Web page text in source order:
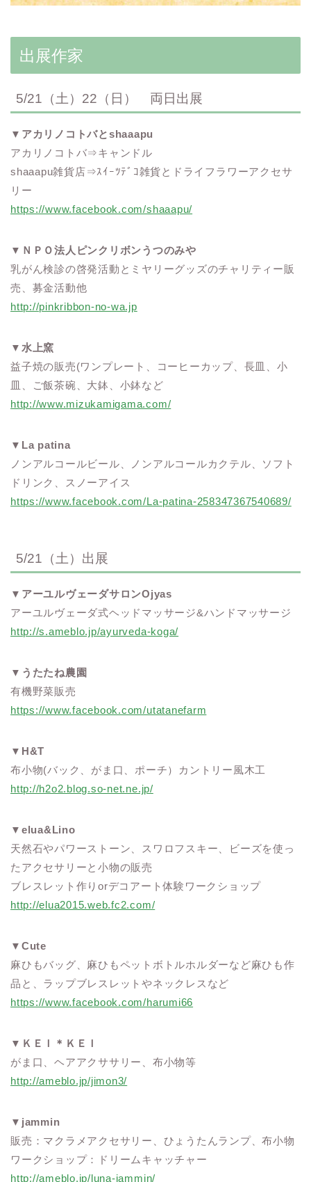
出展作家
5/21（土）22（日） 両日出展
▼ アカリノコトバとshaaapu
アカリノコトバ⇒キャンドル
shaaapu雑貨店⇒ｽｲｰﾂﾃﾞｺ雑貨とドライフラワーアクセサ
リー
https://www.facebook.com/shaaapu/
▼ ＮＰＯ法人ピンクリボンうつのみや
乳がん検診の啓発活動とミヤリーグッズのチャリティー販
売、募金活動他
http://pinkribbon-no-wa.jp
▼ 水上窯
益子焼の販売(ワンプレート、コーヒーカップ、長皿、小
皿、ご飯茶碗、大鉢、小鉢など
http://www.mizukamigama.com/
▼ La patina
ノンアルコールビール、ノンアルコールカクテル、ソフト
ドリンク、スノーアイス
https://www.facebook.com/La-patina-258347367540689/
5/21（土）出展
▼ アーユルヴェーダサロンOjyas
アーユルヴェーダ式ヘッドマッサージ&ハンドマッサージ
http://s.ameblo.jp/ayurveda-koga/
▼ うたたね農園
有機野菜販売
https://www.facebook.com/utatanefarm
▼ H&T
布小物(バック、がま口、ポーチ）カントリー風木工
http://h2o2.blog.so-net.ne.jp/
▼ elua&Lino
天然石やパワーストーン、スワロフスキー、ビーズを使っ
たアクセサリーと小物の販売
ブレスレット作りorデコアート体験ワークショップ
http://elua2015.web.fc2.com/
▼ Cute
麻ひもバッグ、麻ひもペットボトルホルダーなど麻ひも作
品と、ラップブレスレットやネックレスなど
https://www.facebook.com/harumi66
▼ ＫＥＩ＊ＫＥＩ
がま口、ヘアアクササリー、布小物等
http://ameblo.jp/jimon3/
▼ jammin
販売：マクラメアクセサリー、ひょうたんランプ、布小物
ワークショップ：ドリームキャッチャー
http://ameblo.jp/luna-jammin/